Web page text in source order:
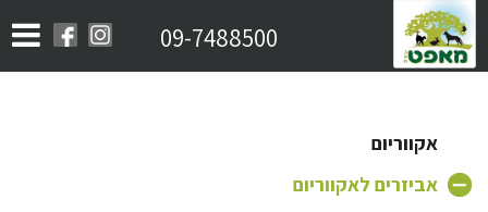
09-7488500
אקווריום
אביזרים לאקווריום